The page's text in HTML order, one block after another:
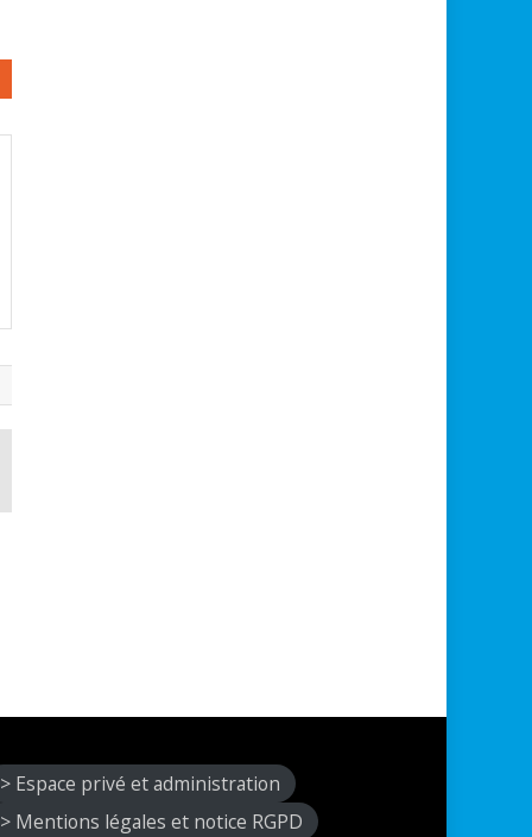
> Espace privé et administration
> Mentions légales et notice RGPD